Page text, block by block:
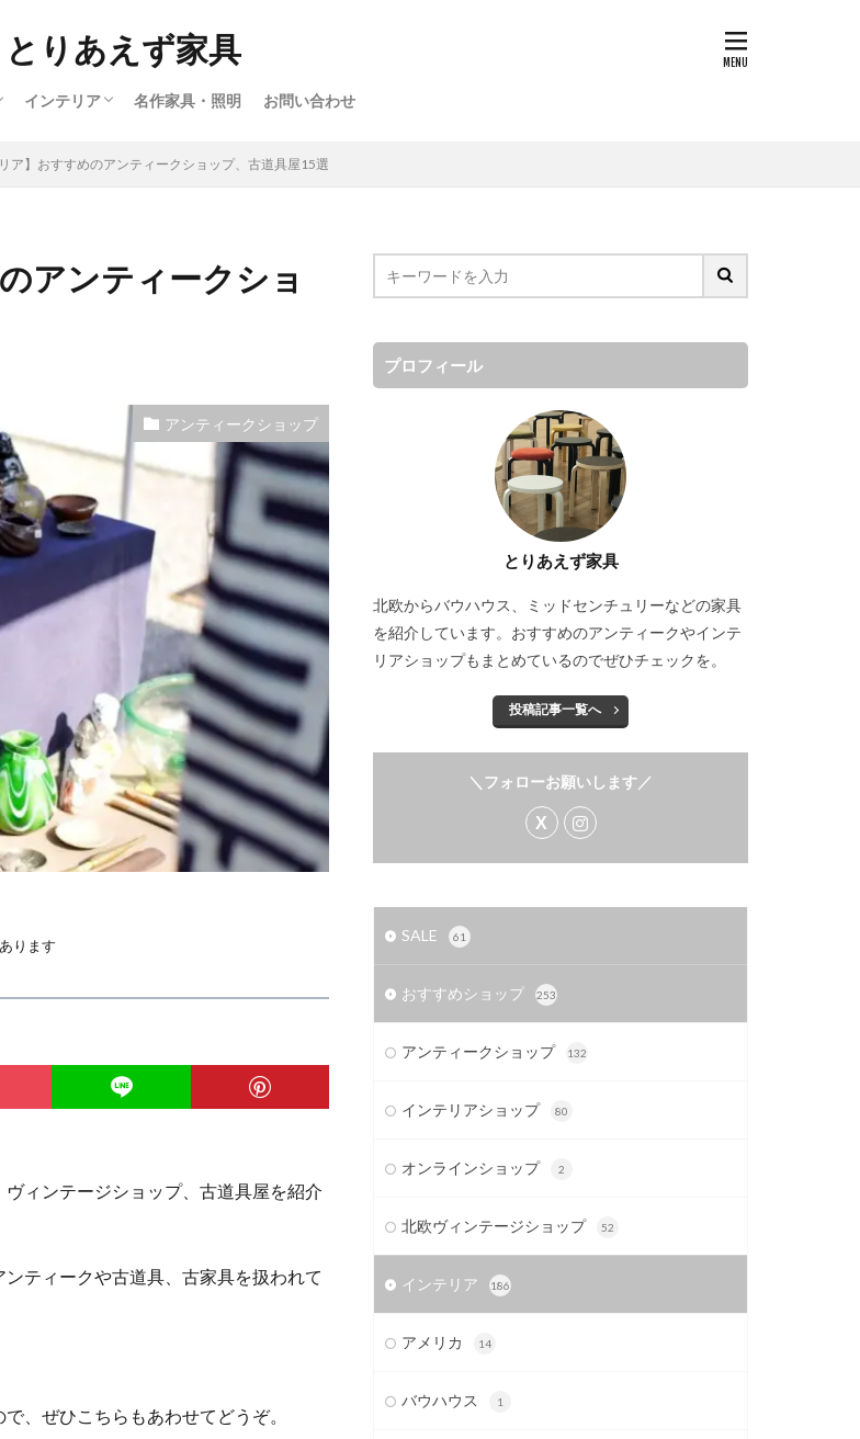
とりあえず家具
インテリア 名作家具・照明 お問い合わせ
ア】おすすめのアンティークショップ、古道具屋15選
アンティークショ
アンティークショップ
ります
ィンテージショップ、古道具屋を紹介
ティークや古道具、古家具を扱われて
、ぜひこちらもあわせてどうぞ。
プロフィール
とりあえず家具
北欧からバウハウス、ミッドセンチュリーなどの家具
を紹介しています。おすすめのアンティークやインテ
リアショップもまとめているのでぜひチェックを。
投稿記事一覧へ
＼フォローお願いします／
SALE 61
おすすめショップ 253
アンティークショップ 132
インテリアショップ 80
オンラインショップ 2
北欧ヴィンテージショップ 52
インテリア 186
アメリカ 14
バウハウス 1